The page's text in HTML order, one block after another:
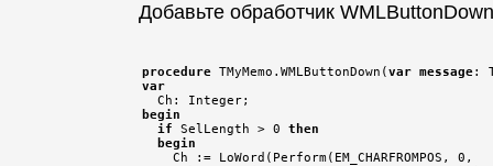
Добавьте обработчик
procedure TMyMemo.WMLButtonDown(var message
var
begin
if SelLength > 0 then
begin
    Ch := LoWord(Perform(EM_CHARFROMPOS, 0,